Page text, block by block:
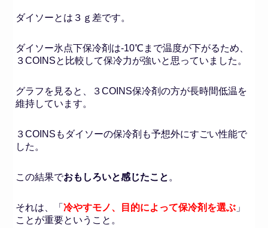
ダイソーとは３ｇ差です。
ダイソー氷点下保冷剤は-10℃まで温度が下がるため、
３COINSと比較して保冷力が強いと思っていました。
グラフを見ると、３COINS保冷剤の方が長時間低温を
維持しています。
３COINSもダイソーの保冷剤も予想外にすごい性能で
した。
この結果でおもしろいと感じたこと。
それは、「 冷やすモノ、目的によって保冷剤を選ぶ」
ことが重要ということ。